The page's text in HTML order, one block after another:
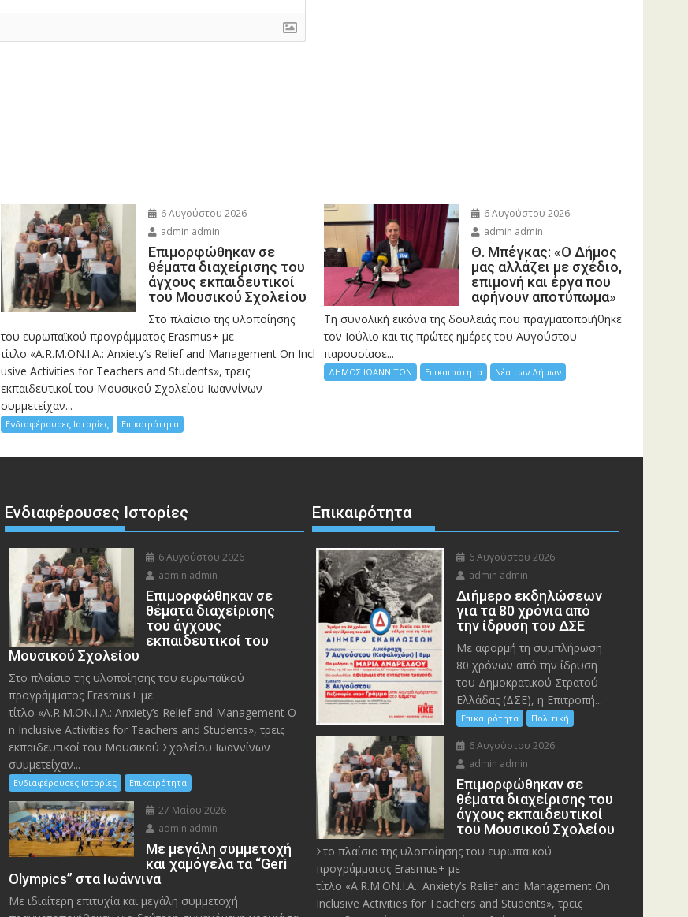
6 Αυγούστου 2026
admin admin
Eπιμορφώθηκαν σε
θέματα διαχείρισης του
άγχους εκπαιδευτικοί
του Μουσικού Σχολείου
Στο πλαίσιο της υλοποίησης
του ευρωπαϊκού προγράμματος Erasmus+ με
τίτλο «A.R.M.ON.I.A.: Anxiety’s Relief and Management On Incl
usive Activities for Teachers and Students», τρεις
εκπαιδευτικοί του Μουσικού Σχολείου Ιωαννίνων
συμμετείχαν...
Ενδιαφέρουσες Ιστορίες Επικαιρότητα
6 Αυγούστου 2026
admin admin
Θ. Μπέγκας: «Ο Δήμος
μας αλλάζει με σχέδιο,
επιμονή και έργα που
αφήνουν αποτύπωμα»
Τη συνολική εικόνα της δουλειάς που πραγματοποιήθηκε
τον Ιούλιο και τις πρώτες ημέρες του Αυγούστου
παρουσίασε...
ΔΗΜΟΣ ΙΩΑΝΝΙΤΩΝ Επικαιρότητα Νέα των Δήμων
Ενδιαφέρουσες Ιστορίες
6 Αυγούστου 2026
admin admin
Eπιμορφώθηκαν σε
θέματα διαχείρισης
του άγχους
εκπαιδευτικοί του
Μουσικού Σχολείου
Στο πλαίσιο της υλοποίησης του ευρωπαϊκού
προγράμματος Erasmus+ με
τίτλο «A.R.M.ON.I.A.: Anxiety’s Relief and Management O
n Inclusive Activities for Teachers and Students», τρεις
εκπαιδευτικοί του Μουσικού Σχολείου Ιωαννίνων
συμμετείχαν...
Ενδιαφέρουσες Ιστορίες Επικαιρότητα
27 Μαΐου 2026
admin admin
Με μεγάλη συμμετοχή
και χαμόγελα τα “Geri
Olympics” στα Ιωάννινα
Με ιδιαίτερη επιτυχία και μεγάλη συμμετοχή
Επικαιρότητα
6 Αυγούστου 2026
admin admin
Διήμερο εκδηλώσεων
για τα 80 χρόνια από
την ίδρυση του ΔΣΕ
Με αφορμή τη συμπλήρωση
80 χρόνων από την ίδρυση
του Δημοκρατικού Στρατού
Ελλάδας (ΔΣΕ), η Επιτροπή...
Επικαιρότητα Πολιτική
6 Αυγούστου 2026
admin admin
Eπιμορφώθηκαν σε
θέματα διαχείρισης του
άγχους εκπαιδευτικοί
του Μουσικού Σχολείου
Στο πλαίσιο της υλοποίησης του ευρωπαϊκού
προγράμματος Erasmus+ με
τίτλο «A.R.M.ON.I.A.: Anxiety’s Relief and Management On
Inclusive Activities for Teachers and Students», τρεις